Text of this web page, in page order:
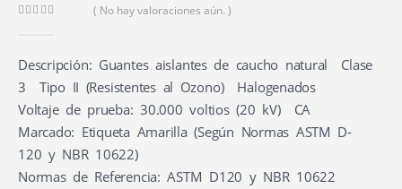
( No hay valoraciones aún. )
Descripción: Guantes aislantes de caucho natural ­ Clase
3 ­ Tipo II (Resistentes al Ozono) ­ Halogenados
Voltaje de prueba: 30.000 voltios (20 kV) ­ CA
Marcado: Etiqueta Amarilla (Según Normas ASTM D­
120 y NBR 10622)
Normas de Referencia: ASTM D­120 y NBR 10622